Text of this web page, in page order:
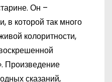
Он –
в которой так много
колоритности,
Произведение
сказаний,